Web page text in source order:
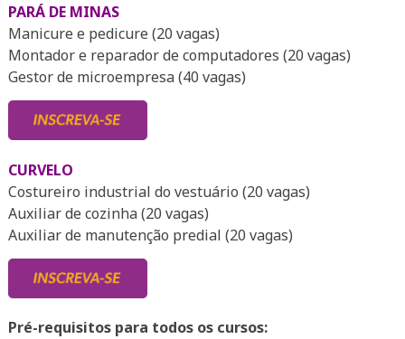
PARÁ DE MINAS
Manicure e pedicure (20 vagas)
Montador e reparador de computadores (20 vagas)
Gestor de microempresa (40 vagas)
CURVELO
Costureiro industrial do vestuário (20 vagas)
Auxiliar de cozinha (20 vagas)
Auxiliar de manutenção predial (20 vagas)
Pré-requisitos para todos os cursos: